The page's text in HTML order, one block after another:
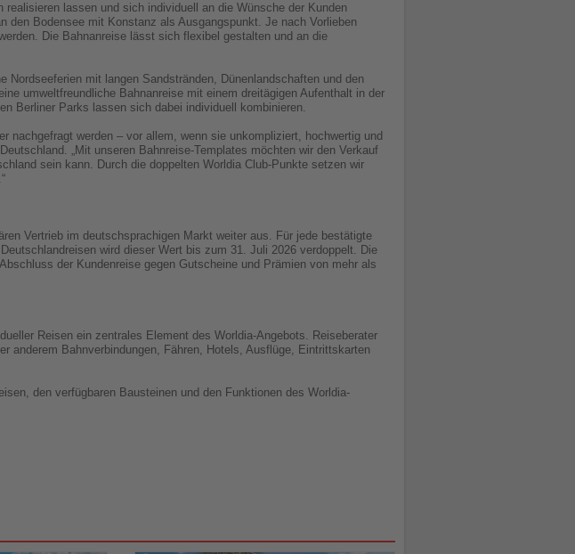
lassen und sich individuell an die Wünsche der Kunden
den Bodensee mit Konstanz als Ausgangspunkt. Je nach Vorlieben
Die Bahnanreise lässt sich flexibel gestalten und an die
mit langen Sandstränden, Dünenlandschaften und den
umweltfreundliche Bahnanreise mit einem dreitägigen Aufenthalt in der
Berliner Parks lassen sich dabei individuell kombinieren.
nachgefragt werden – vor allem, wenn sie unkompliziert, hochwertig und
„Mit unseren Bahnreise-Templates möchten wir den Verkauf
sein kann. Durch die doppelten Worldia Club-Punkte setzen wir
Vertrieb im deutschsprachigen Markt weiter aus. Für jede bestätigte
wird dieser Wert bis zum 31. Juli 2026 verdoppelt. Die
der Kundenreise gegen Gutscheine und Prämien von mehr als
Reisen ein zentrales Element des Worldia-Angebots. Reiseberater
anderem Bahnverbindungen, Fähren, Hotels, Ausflüge, Eintrittskarten
den verfügbaren Bausteinen und den Funktionen des Worldia-